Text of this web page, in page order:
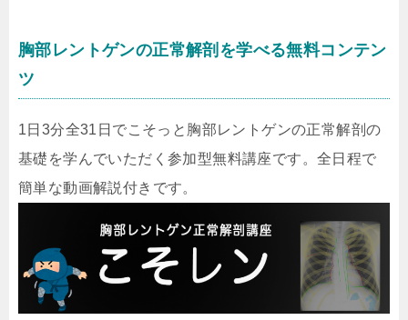
胸部レントゲンの正常解剖を学べる無料コンテン
ツ
1日3分全31日でこそっと胸部レントゲンの正常解剖の
基礎を学んでいただく参加型無料講座です。全日程で
簡単な動画解説付きです。